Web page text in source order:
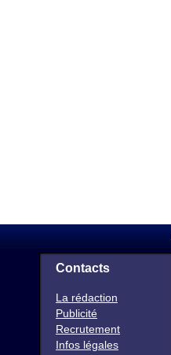
Contacts
La rédaction
Publicité
Recrutement
Infos légales